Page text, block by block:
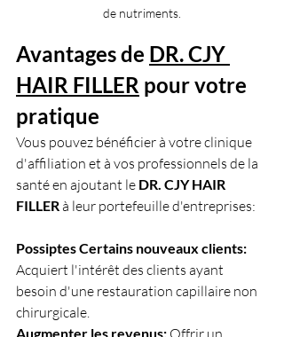
de nutriments.
Avantages de DR. CJY
HAIR FILLER pour votre
pratique
Vous pouvez bénéficier à votre clinique
d'affiliation et à vos professionnels de la
santé en ajoutant le DR. CJY HAIR
FILLER à leur portefeuille d'entreprises:
Possiptes Certains nouveaux clients:
Acquiert l'intérêt des clients ayant
besoin d'une restauration capillaire non
chirurgicale.
Augmenter les revenus: Offrir un